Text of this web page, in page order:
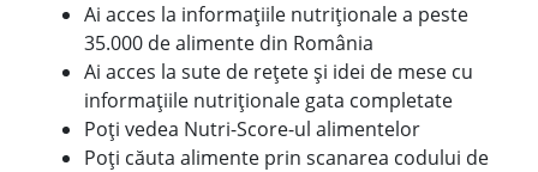
Ai acces la informațiile nutriționale a peste
35.000 de alimente din România
Ai acces la sute de rețete și idei de mese cu
informațiile nutriționale gata completate
Poți vedea Nutri-Score-ul alimentelor
Poți căuta alimente prin scanarea codului de